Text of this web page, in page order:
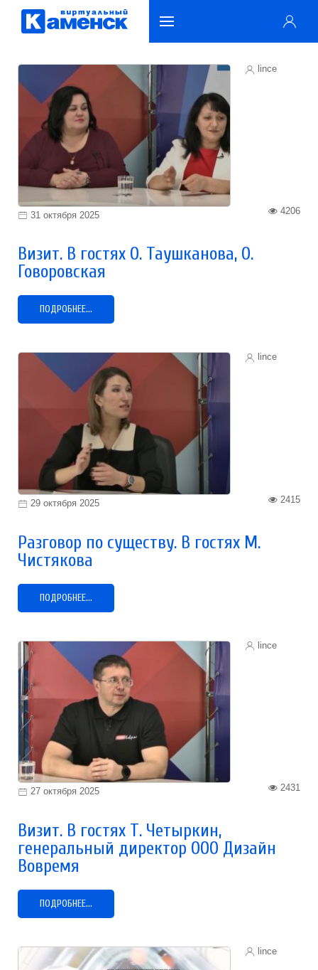
lince
31 октября 2025 4206
Визит. В гостях О. Таушканова, О.
Говоровская
ПОДРОБНЕЕ...
lince
29 октября 2025 2415
Разговор по существу. В гостях М.
Чистякова
ПОДРОБНЕЕ...
lince
27 октября 2025 2431
Визит. В гостях Т. Четыркин,
генеральный директор ООО Дизайн
Вовремя
ПОДРОБНЕЕ...
lince